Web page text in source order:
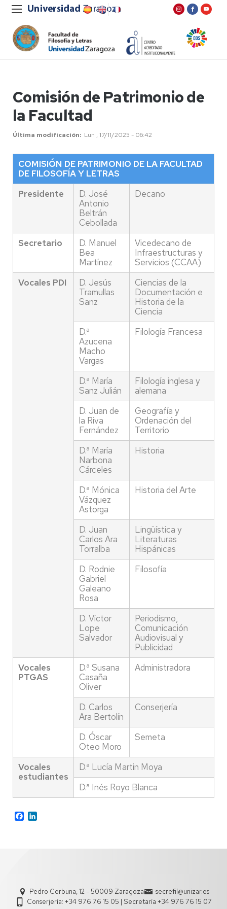
Comisión de Patrimonio de
la Facultad
Última modificación Lun , 17/11/2025 - 06:42
COMISIÓN DE PATRIMONIO DE LA FACULTAD
DE FILOSOFÍA Y LETRAS
Presidente
D. José
Antonio
Beltrán
Cebollada
Decano
Secretario
D. Manuel
Bea
Martínez
Vicedecano de
Infraestructuras y
Servicios (CCAA)
Vocales PDI
D. Jesús
Tramullas
Sanz
Ciencias de la
Documentación e
Historia de la
Ciencia
D.ª
Azucena
Macho
Vargas
Filología Francesa
D.ª María
Sanz Julián
Filología inglesa y
alemana
D. Juan de
la Riva
Fernández
Geografía y
Ordenación del
Territorio
D.ª María
Narbona
Cárceles
Historia
D.ª Mónica
Vázquez
Astorga
Historia del Arte
D. Juan
Carlos Ara
Torralba
Lingüística y
Literaturas
Hispánicas
D. Rodnie
Gabriel
Galeano
Rosa
Filosofía
D. Víctor
Lope
Salvador
Periodismo,
Comunicación
Audiovisual y
Publicidad
Vocales
PTGAS
D.ª Susana
Casaña
Oliver
Administradora
D. Carlos
Ara Bertolín
Conserjería
D. Óscar
Oteo Moro
Semeta
Vocales
estudiantes
D.ª Lucía Martin Moya
D.ª Inés Royo Blanca
Facebook
Pedro Cerbuna, 12 - 50009 Zaragoza
secrefil@unizar.es
Conserjería: +34 976 76 15 05 | Secretaría +34 976 76 15 07